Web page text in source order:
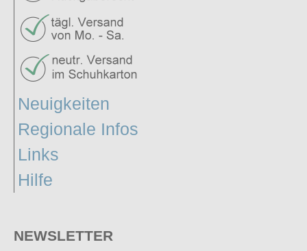
Neuigkeiten
Regionale Infos
Links
Hilfe
NEWSLETTER